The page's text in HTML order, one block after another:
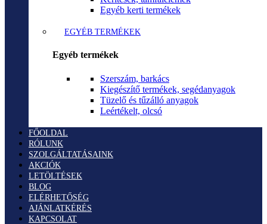
Egyéb kerti termékek
EGYÉB TERMÉKEK
Egyéb termékek
Szerszám, barkács
Kiegészítő termékek, segédanyagok
Tüzelő és tűzálló anyagok
Leértékelt, olcsó
FŐOLDAL
RÓLUNK
SZOLGÁLTATÁSAINK
AKCIÓK
LETÖLTÉSEK
BLOG
ELÉRHETŐSÉG
AJÁNLATKÉRÉS
KAPCSOLAT